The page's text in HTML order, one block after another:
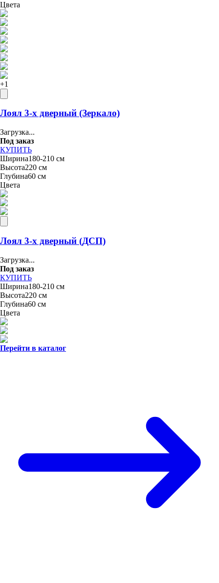
Цвета
+1
Лоял 3-х дверный (Зеркало)
Загрузка...
Под заказ
КУПИТЬ
Ширина180-210 см
Высота220 см
Глубина60 см
Цвета
Лоял 3-х дверный (ДСП)
Загрузка...
Под заказ
КУПИТЬ
Ширина180-210 см
Высота220 см
Глубина60 см
Цвета
Перейти в каталог